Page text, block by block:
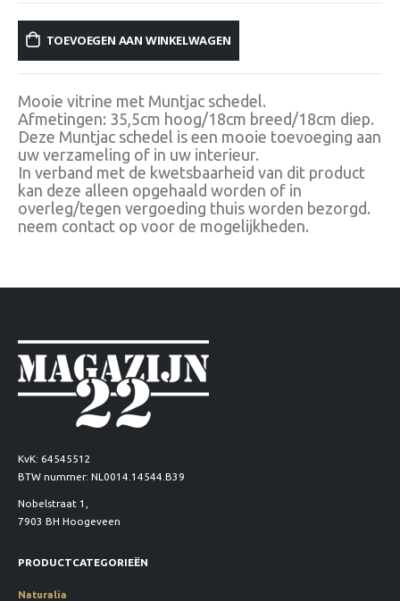
was:
€109,00.
is:
€85,00.
TOEVOEGEN AAN WINKELWAGEN
Mooie vitrine met Muntjac schedel.
Afmetingen: 35,5cm hoog/18cm breed/18cm diep.
Deze Muntjac schedel is een mooie toevoeging aan
uw verzameling of in uw interieur.
In verband met de kwetsbaarheid van dit product
kan deze alleen opgehaald worden of in
overleg/tegen vergoeding thuis worden bezorgd.
neem contact op voor de mogelijkheden.
KvK: 64545512
BTW nummer: NL0014.14544.B39
Nobelstraat 1,
7903 BH Hoogeveen
PRODUCTCATEGORIEËN
Naturalia